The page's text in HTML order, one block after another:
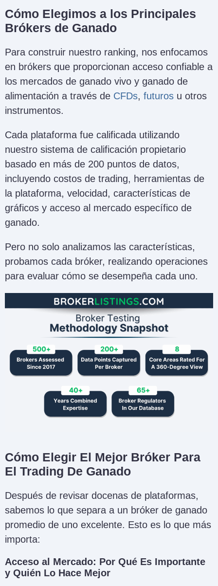
Cómo Elegimos a los Principales
Brókers de Ganado
Para construir nuestro ranking, nos enfocamos
en brókers que proporcionan acceso confiable a
los mercados de ganado vivo y ganado de
alimentación a través de CFDs, futuros u otros
instrumentos.
Cada plataforma fue calificada utilizando
nuestro sistema de calificación propietario
basado en más de 200 puntos de datos,
incluyendo costos de trading, herramientas de
la plataforma, velocidad, características de
gráficos y acceso al mercado específico de
ganado.
Pero no solo analizamos las características,
probamos cada bróker, realizando operaciones
para evaluar cómo se desempeña cada uno.
Cómo Elegir El Mejor Bróker Para
El Trading De Ganado
Después de revisar docenas de plataformas,
sabemos lo que separa a un bróker de ganado
promedio de uno excelente. Esto es lo que más
importa:
Acceso al Mercado: Por Qué Es Importante
y Quién Lo Hace Mejor